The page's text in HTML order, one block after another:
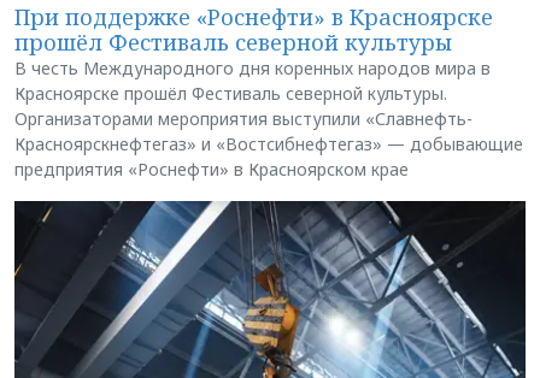
При поддержке «Роснефти» в Красноярске
прошёл Фестиваль северной культуры
В честь Международного дня коренных народов мира в
Красноярске прошёл Фестиваль северной культуры.
Организаторами мероприятия выступили «Славнефть-
Красноярскнефтегаз» и «Востсибнефтегаз» — добывающие
предприятия «Роснефти» в Красноярском крае